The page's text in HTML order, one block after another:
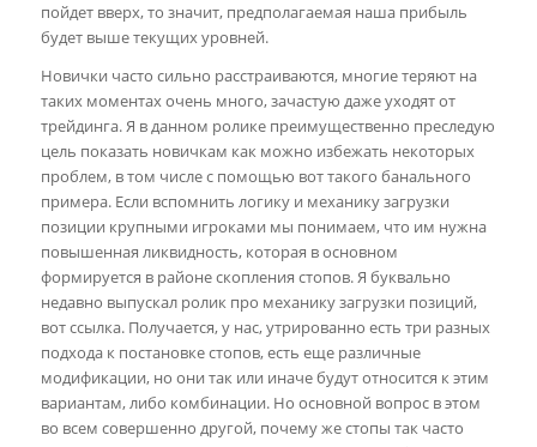
пойдет вверх, то значит, предполагаемая наша прибыль
будет выше текущих уровней.
Новички часто сильно расстраиваются, многие теряют на
таких моментах очень много, зачастую даже уходят от
трейдинга. Я в данном ролике преимущественно преследую
цель показать новичкам как можно избежать некоторых
проблем, в том числе с помощью вот такого банального
примера. Если вспомнить логику и механику загрузки
позиции крупными игроками мы понимаем, что им нужна
повышенная ликвидность, которая в основном
формируется в районе скопления стопов. Я буквально
недавно выпускал ролик про механику загрузки позиций,
вот ссылка. Получается, у нас, утрированно есть три разных
подхода к постановке стопов, есть еще различные
модификации, но они так или иначе будут относится к этим
вариантам, либо комбинации. Но основной вопрос в этом
во всем совершенно другой, почему же стопы так часто